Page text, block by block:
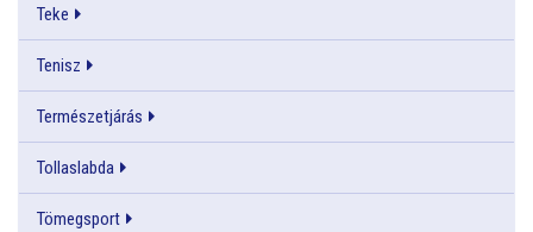
Teke
Tenisz
Természetjárás
Tollaslabda
Tömegsport